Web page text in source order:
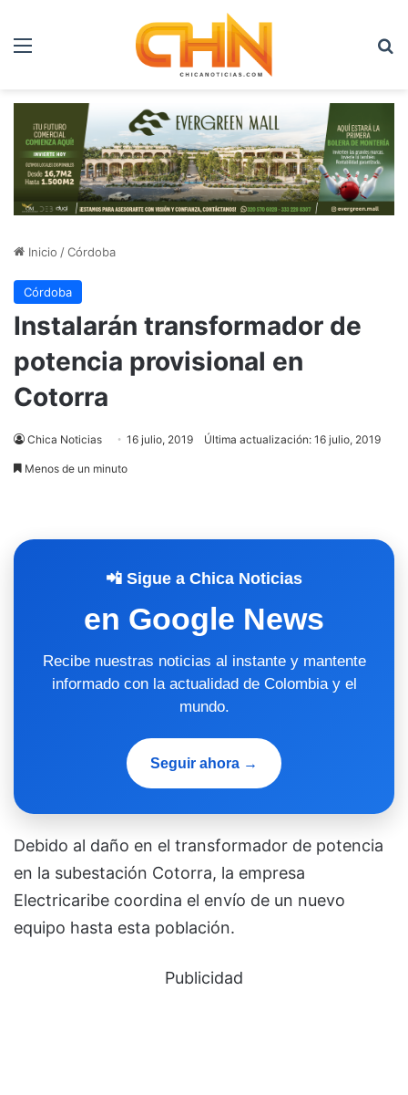
Menú
Inicio /Córdoba
Córdoba
Instalarán transformador de
potencia provisional en
Cotorra
Chica Noticias 16 julio, 2019 Última actualización: 16 julio, 2019
Menos de un minuto
📲 Sigue a Chica Noticias
en Google News
Recibe nuestras noticias al instante y mantente
informado con la actualidad de Colombia y el
mundo.
Seguir ahora →
Debido al daño en el transformador de potencia
en la subestación Cotorra, la empresa
Electricaribe coordina el envío de un nuevo
equipo hasta esta población.
Publicidad